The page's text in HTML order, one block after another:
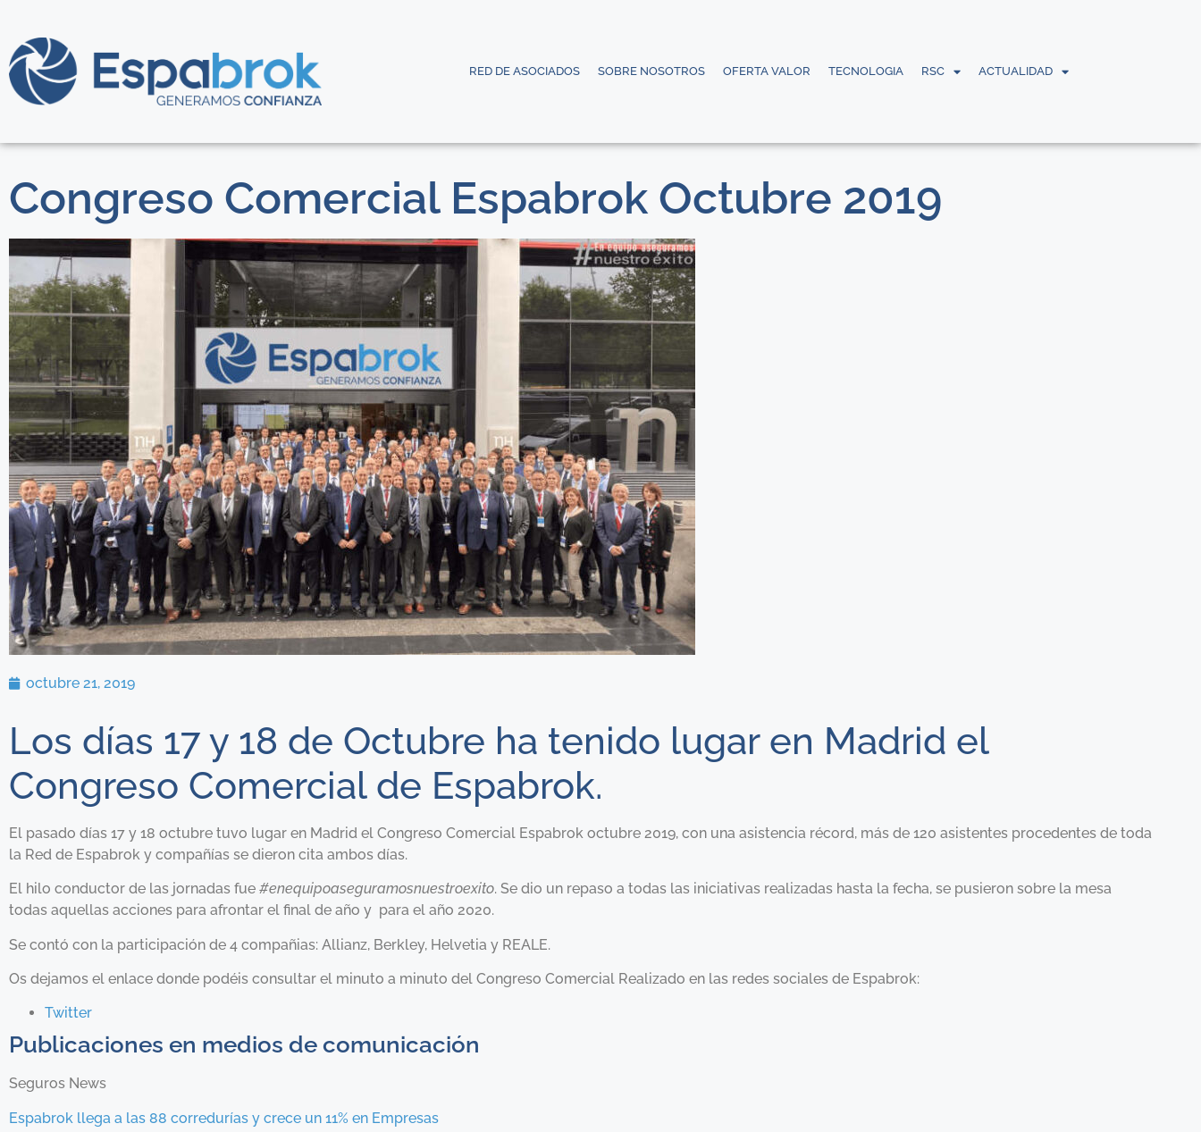
RED DE ASOCIADOS SOBRE NOSOTROS OFERTA VALOR TECNOLOGIA RSC ACTUALIDAD
Congreso Comercial Espabrok Octubre 2019
octubre 21, 2019
Los días 17 y 18 de Octubre ha tenido lugar en Madrid el
Congreso Comercial de Espabrok.
El pasado días 17 y 18 octubre tuvo lugar en Madrid el Congreso Comercial Espabrok octubre 2019, con una asistencia récord, más de 120 asistentes procedentes de toda
la Red de Espabrok y compañías se dieron cita ambos días.
El hilo conductor de las jornadas fue #enequipoaseguramosnuestroexito. Se dio un repaso a todas las iniciativas realizadas hasta la fecha, se pusieron sobre la mesa
todas aquellas acciones para afrontar el final de año y para el año 2020.
Se contó con la participación de 4 compañias: Allianz, Berkley, Helvetia y REALE.
Os dejamos el enlace donde podéis consultar el minuto a minuto del Congreso Comercial Realizado en las redes sociales de Espabrok:
Twitter
Publicaciones en medios de comunicación
Seguros News
Espabrok llega a las 88 corredurías y crece un 11% en Empresas